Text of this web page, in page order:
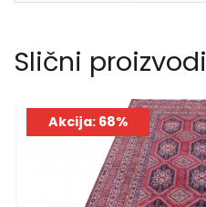
Slični proizvodi
Akcija: 68%